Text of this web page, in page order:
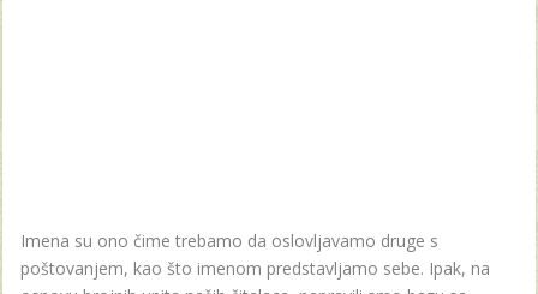
Imena su ono čime trebamo da oslovljavamo druge s
poštovanjem, kao što imenom predstavljamo sebe. Ipak, na